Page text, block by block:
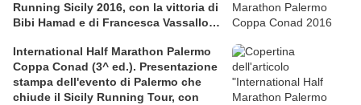
Running Sicily 2016, con la vittoria di
Bibi Hamad e di Francesca Vassallo
International Half Marathon Palermo
Coppa Conad (3^ ed.). Presentazione
stampa dell'evento di Palermo che
chiude il Sicily Running Tour, con